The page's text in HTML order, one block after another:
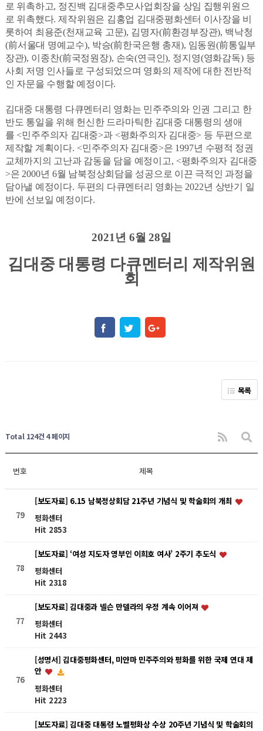
로 위촉하고, 정진백 김대중추모사업회장을 상임 집행위원으
로 위촉했다.제작위원은 김홍업 김대중평화센터 이사장을 비
롯하여 최용준(천재교육 고문), 김명자(前환경부장관), 백낙청
(前서울대 명예교수), 박승(前한국은행 총재), 임동원(前통일부
장관), 이종찬(前국정원장), 손숙(연극인), 정지영(영화감독) 등
사회 저명 인사들로 구성되었으며 영화의 제작에 대한 전반적
인 자문을 수행할 예정이다.
김대중 대통령 다큐멘터리 영화는 민주주의와 인권 그리고 한
반도 통일을 위해 헌신한 드라마틱한 김대중 대통령의 생애
를 <민주주의자 김대중>과 <평화주의자 김대중> 등 두편으로
제작할 계획이다. <민주주의자 김대중>은 1997년 수평적 정권
교체까지의 고난과 감동을 담을 예정이고, <평화주의자 김대중
>은 2000년 6월 남북정상회담을 성공으로 이끈 극적인 과정을
담아낼 예정이다. 두편의 다큐멘터리 영화는 2022년 상반기 일
반에 선보일 예정이다.
2021 년 6월28일
김대중 대통령 다큐멘터리 제작위원
회
목록
Total 124건 4 페이지
번호 제목
79
[보도자료] 6.15 남북정상회담 21주년 기념식 및 학술회의 개최
평화센터
Hit 2853
78
[보도자료] ‘여성 지도자 영부인 이희호 여사’ 2주기 추도식
평화센터
Hit 2318
77
[보도자료] 김대중과 넬슨 만델라의 우정 계속 이어져
평화센터
Hit 2443
76
[성명서] 김대중평화센터, 미얀마 민주주의와 평화를 위한 국제 연대 제
안
평화센터
Hit 2223
[보도자료] 김대중 대통령 노벨평화상 수상 20주년 기념식 및 학술회의